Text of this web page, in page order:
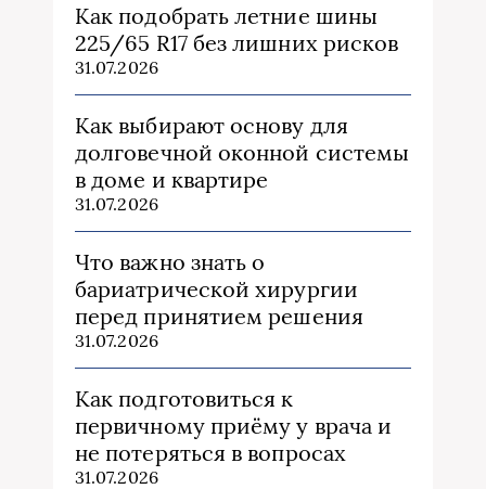
Как подобрать летние шины
225/65 R17 без лишних рисков
31.07.2026
Как выбирают основу для
долговечной оконной системы
в доме и квартире
31.07.2026
Что важно знать о
бариатрической хирургии
перед принятием решения
31.07.2026
Как подготовиться к
первичному приёму у врача и
не потеряться в вопросах
31.07.2026